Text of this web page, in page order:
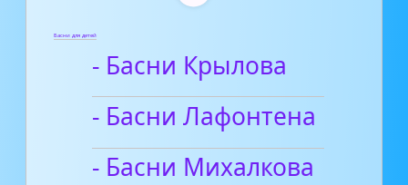
Басни для детей
- Басни Крылова
- Басни Лафонтена
- Басни Михалкова